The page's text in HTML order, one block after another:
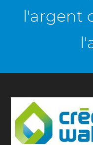
l'argent